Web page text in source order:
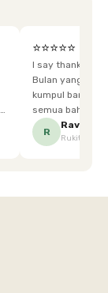
⭐⭐⭐⭐⭐
I say thankyou
Bulan yang super happy! banyak
kumpul bareng
semua bahagia
mgkn saran dari air aja & kebersihan lebih di
R
Ravena
Rukita